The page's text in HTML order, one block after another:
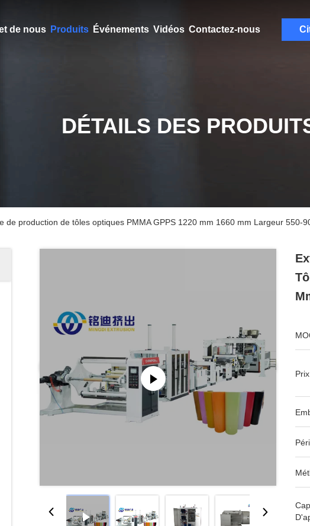
de nous Produits Événements Vidéos Contactez-nous
DÉTAILS DES
de production de tôles optiques PMMA GPPS 1220 mm 1660 mm Largeur 550-